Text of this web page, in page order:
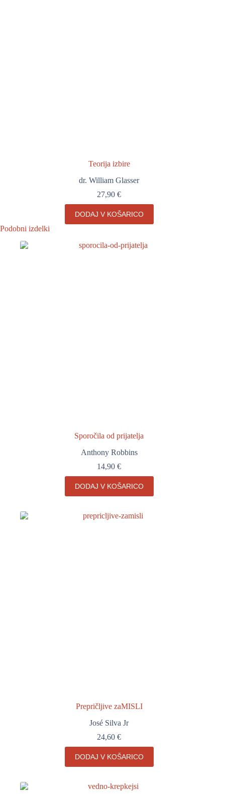
Teorija izbire
dr. William Glasser
27,90€
DODAJ V KOŠARICO
Podobni izdelki
Sporočila od prijatelja
Anthony Robbins
14,90€
DODAJ V KOŠARICO
Prepričljive zaMISLI
José Silva Jr
24,60€
DODAJ V KOŠARICO